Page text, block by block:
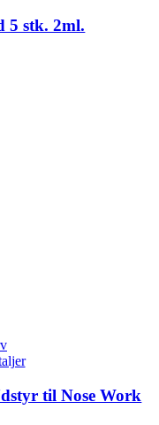
5 stk. 2ml.
til Nose Work